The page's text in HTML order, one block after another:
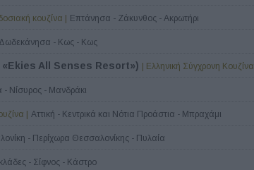
κουζίνα | Επτάνησα - Ζάκυνθος - Ακρωτήρι
Δωδεκάνησα - Κως - Κως
All Senses Resort») | Ελληνική Σύγχρονη Κουζίνα |
Νίσυρος - Μανδράκι
| Αττική - Κεντρικά και Νότια Προάστια - Μπραχάμι
- Περίχωρα Θεσσαλονίκης - Πυλαία
- Σίφνος - Κάστρο